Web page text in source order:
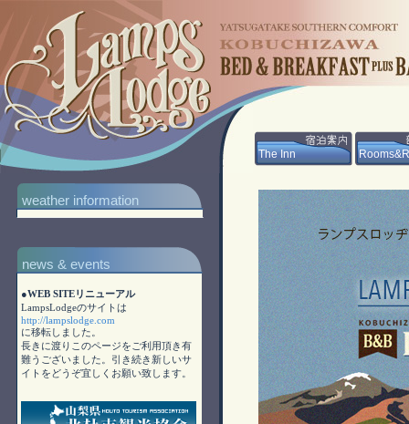
The Inn
weather information
news & events
●WEB SITEリニューアル
LampsLodgeのサイトは
http://lampslodge.com
に移転しました。
長きに渡りこのページをご利用頂き有
難うございました。引き続き新しいサ
イトをどうぞ宜しくお願い致します。